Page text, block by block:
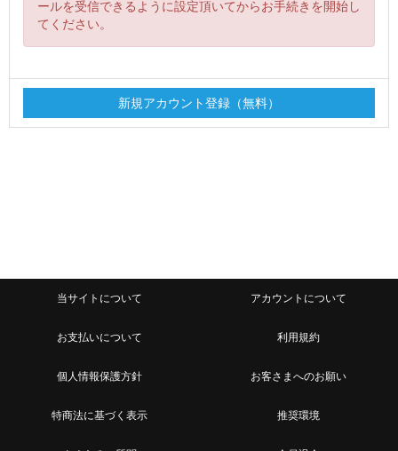
ールを受信できるように設定頂いてからお手続きを開始し
てください。
当サイトについて アカウントについて
お支払いについて 利用規約
個人情報保護方針 お客さまへのお願い
特商法に基づく表示 推奨環境